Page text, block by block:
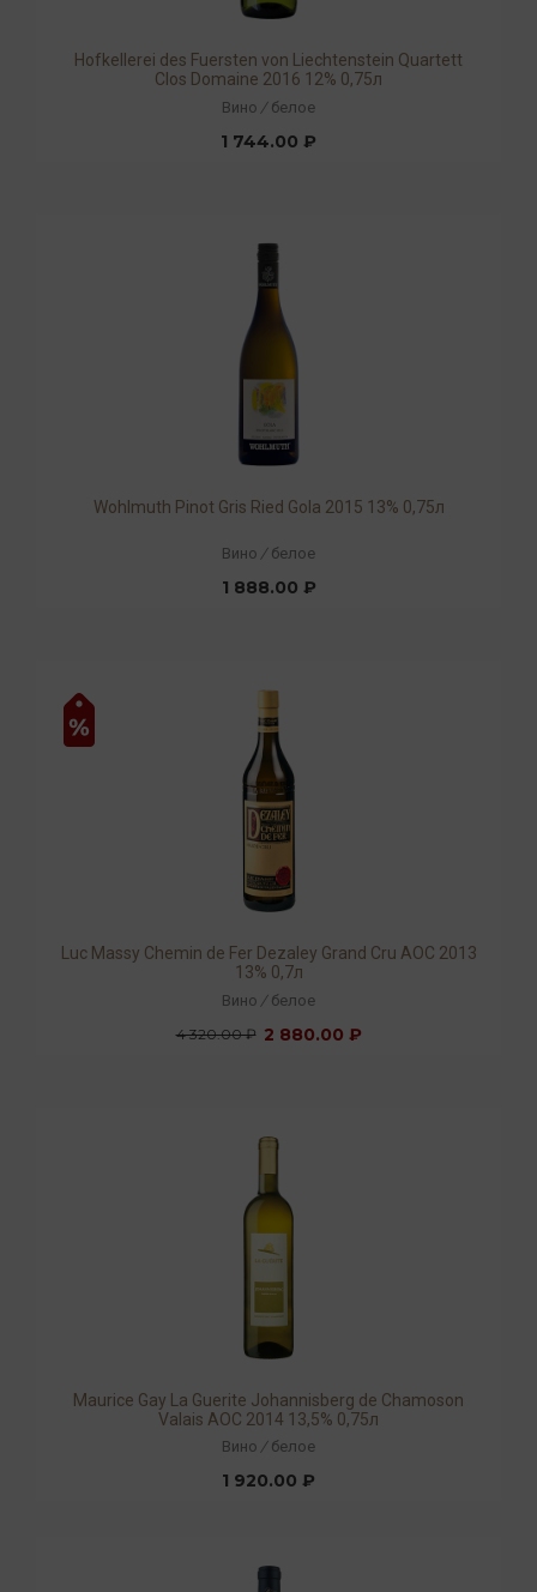
Hofkellerei des Fuersten von Liechtenstein Quartett
Clos Domaine 2016 12% 0,75л
Вино / белое
1 744.00 ₽
Wohlmuth Pinot Gris Ried Gola 2015 13% 0,75л
Вино / белое
1 888.00 ₽
Luc Massy Chemin de Fer Dezaley Grand Cru AOC 2013
13% 0,7л
Вино / белое
4 320.00 ₽ 2 880.00 ₽
Maurice Gay La Guerite Johannisberg de Chamoson
Valais AOC 2014 13,5% 0,75л
Вино / белое
1 920.00 ₽